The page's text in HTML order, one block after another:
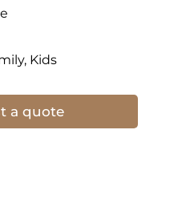
a quote
Kids